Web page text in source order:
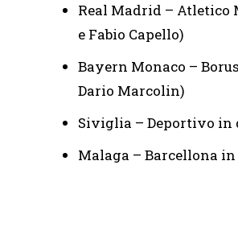
Real Madrid – Atletico
e Fabio Capello)
Bayern Monaco –
Dario Marcolin)
Siviglia – Deportivo in
Malaga – Barcellona